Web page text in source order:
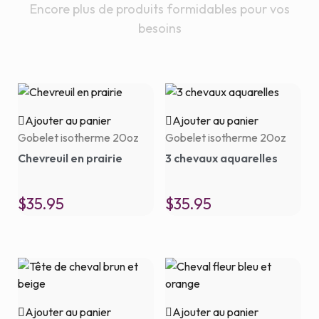
Encore plus de produits formidables pour vos
besoins
Ajouter au panier
Gobelet isotherme 20oz
Chevreuil en prairie
$35.95
Ajouter au panier
Gobelet isotherme 20oz
3 chevaux aquarelles
$35.95
Ajouter au panier Ajouter au panier